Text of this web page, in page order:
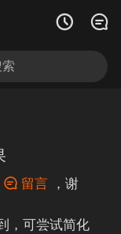
 
留言，谢
，可尝试简化